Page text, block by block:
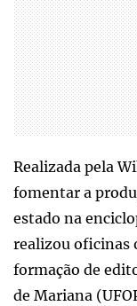
Realizada pela
fomentar a
estado na
realizou oficinas
formação de
de Mariana